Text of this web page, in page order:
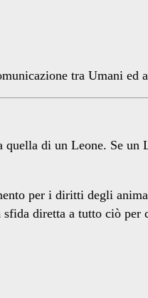
tra Umani ed
di un Leone. Se un
per i diritti degli
sfida diretta a tutto ciò per